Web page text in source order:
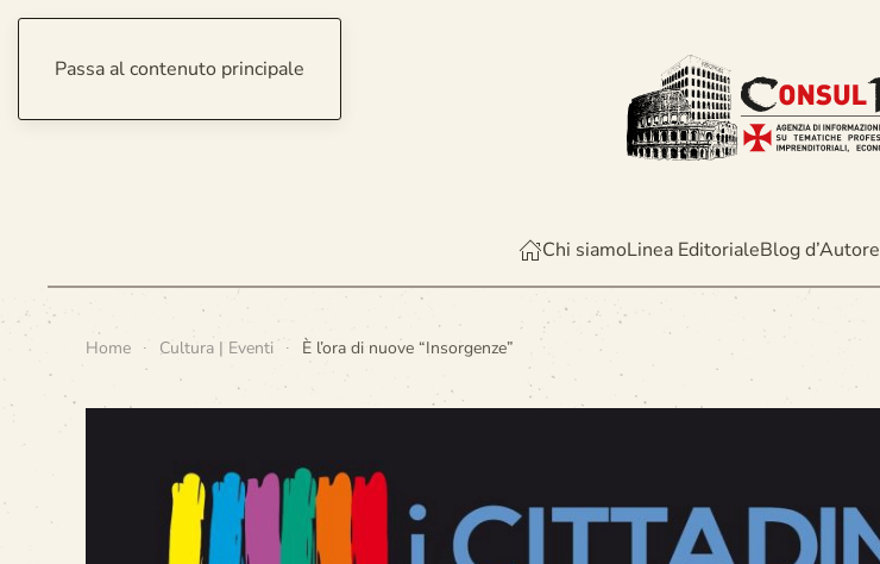
Passa al contenuto principale
Chi siamoLinea EditorialeBlog d’Autore
Home Cultura | Eventi È l’ora di nuove “Insorgenze”